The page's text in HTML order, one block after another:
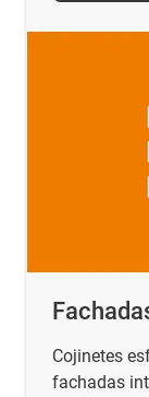
Cojinetes
fachadas